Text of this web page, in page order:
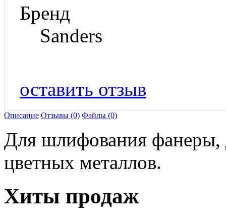
Бренд
Sanders
оставить отзыв
Описание Отзывы (0) Файлы (0)
Для шлифования фанеры,
цветных металлов.
Хиты продаж